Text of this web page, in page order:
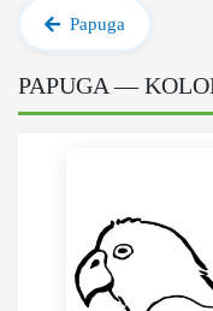
Papuga
PAPUGA —